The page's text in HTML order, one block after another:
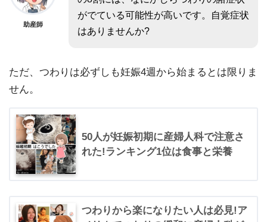
助産師
がでている可能性が高いです。自覚症状
はありませんか?
ただ、つわりは必ずしも妊娠4週から始まるとは限りま
せん。
50人が妊娠初期に産婦人科で注意さ
れた!ランキング1位は食事と栄養
つわりから楽になりたい人は必見!ア